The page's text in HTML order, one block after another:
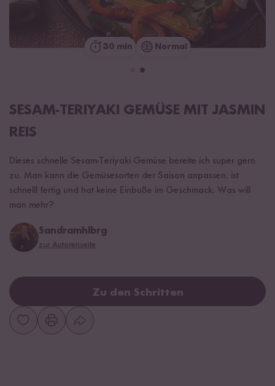
30 min Normal
SESAM-TERIYAKI GEMÜSE MIT JASMIN
REIS
Dieses schnelle Sesam-Teriyaki Gemüse bereite ich super gern
zu. Man kann die Gemüsesorten der Saison anpassen, ist
schnelll fertig und hat keine Einbuße im Geschmack. Was will
man mehr?
Sandramhlbrg
zur Autorenseite
Zu den Schritten